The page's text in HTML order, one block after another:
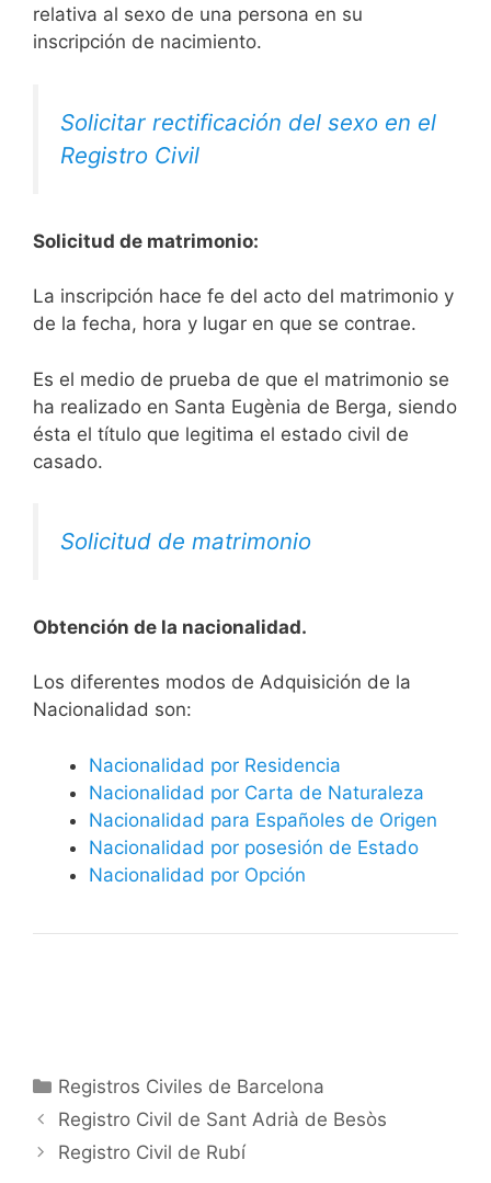
relativa al sexo de una persona en su
inscripción de nacimiento.
Solicitar rectificación del sexo en el
Registro Civil
Solicitud de matrimonio:
La inscripción hace fe del acto del matrimonio y
de la fecha, hora y lugar en que se contrae.
Es el medio de prueba de que el matrimonio se
ha realizado en Santa Eugènia de Berga, siendo
ésta el título que legitima el estado civil de
casado.
Solicitud de matrimonio
Obtención de la nacionalidad.
​​​Los diferentes modos de Adquisición de la
Nacionalidad son:
Nacionalidad por Residencia
Nacionalidad por Carta de Naturaleza
Nacionalidad para Españoles de Origen
Nacionalidad por posesión de Estado
Nacionalidad por Opción
Categorías
Registros Civiles de Barcelona
Registro Civil de Sant Adrià de Besòs
Registro Civil de Rubí